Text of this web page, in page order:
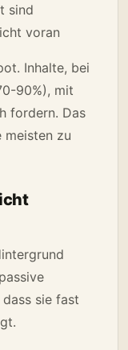
sind
voran
Inhalte, bei
90%), mit
fordern. Das
meisten zu
sie fast